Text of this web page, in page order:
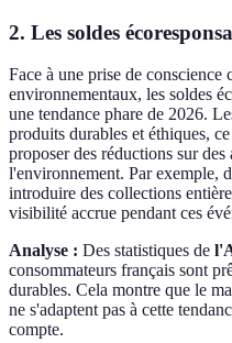
2. Les soldes
Face à une prise de conscience
environnementaux, les soldes
une tendance phare de 2026.
produits durables et éthiques,
proposer des réductions sur
l'environnement. Par exemple,
introduire des collections
visibilité accrue pendant ces
Analyse : Des statistiques de
consommateurs français sont
durables. Cela montre que le
ne s'adaptent pas à cette
compte.